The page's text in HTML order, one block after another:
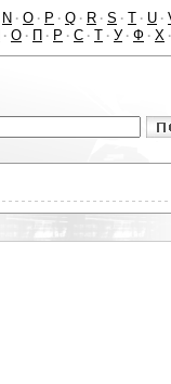
N · O · P · Q · R · S · T · U ·
· О · П · Р · С · Т · У · Ф · Х